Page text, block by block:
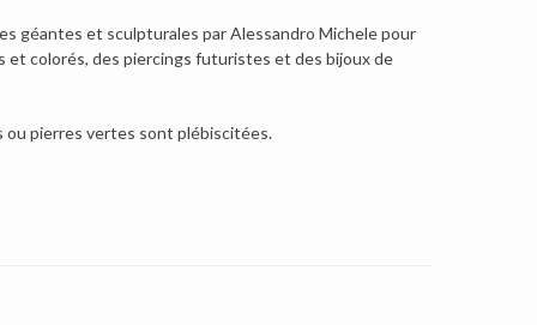
géantes et sculpturales par Alessandro Michele pour
et colorés, des piercings futuristes et des bijoux de
ou pierres vertes sont plébiscitées.